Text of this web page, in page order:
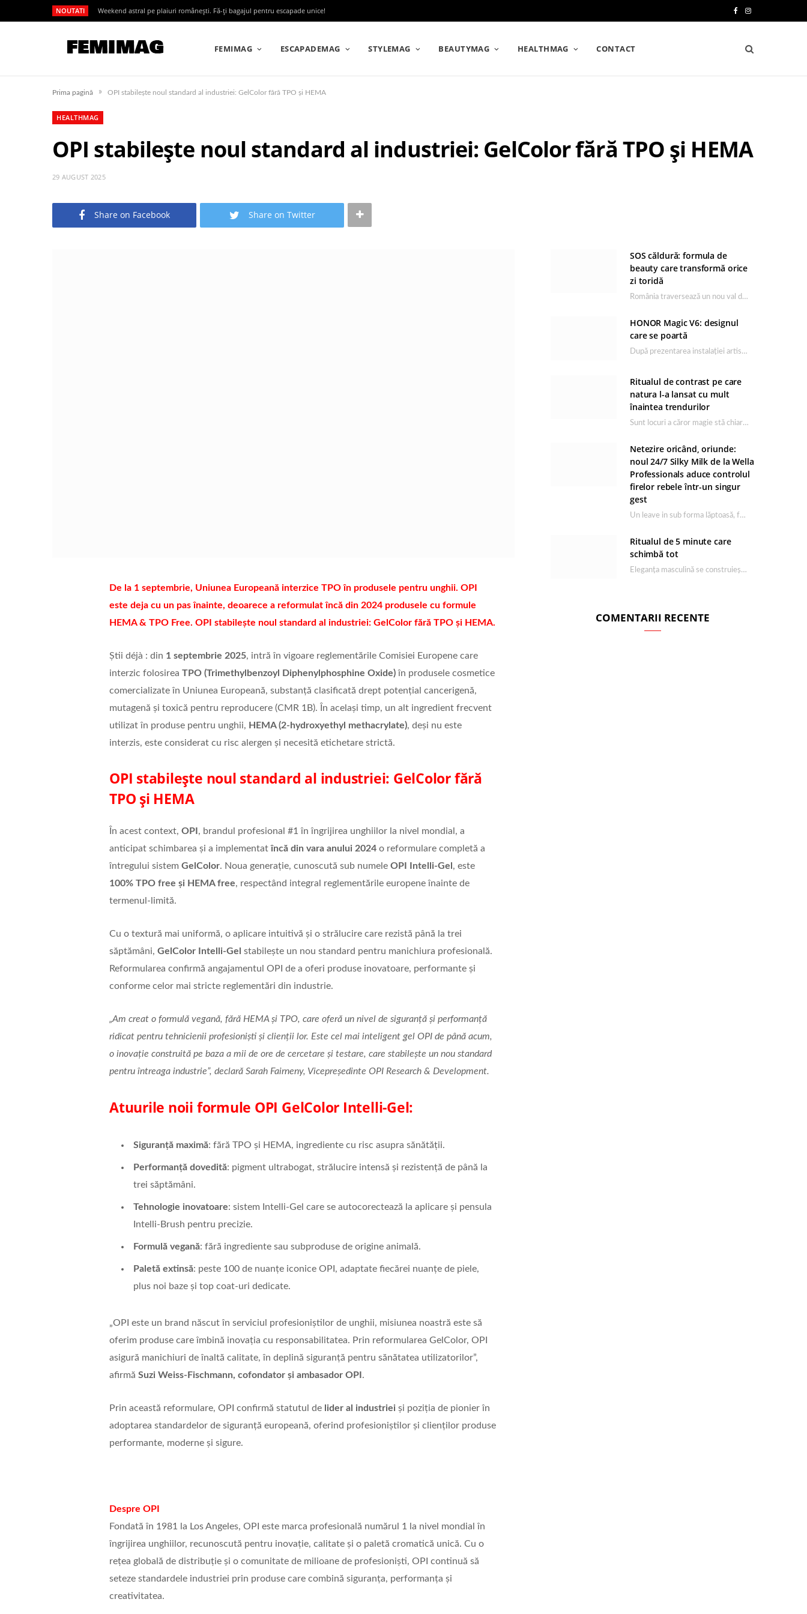
NOUTATI Weekend astral pe plaiuri românești. Fă-ți bagajul pentru escapade unice!
e
I
s
t
FEMIMAG ESCAPADEMAG STYLEMAG BEAUTYMAG HEALTHMAG CONTACT
Prima pagină » OPI stabilește noul standard al industriei: GelColor fără TPO și HEMA
HEALTHMAG
OPI stabilește noul standard al industriei: GelColor fără TPO și HEMA
29 AUGUST 2025
Share on Facebook Share on Twitter
De la 1 septembrie, Uniunea Europeană interzice TPO în produsele pentru unghii. OPI
este deja cu un pas înainte, deoarece a reformulat încă din 2024 produsele cu formule
HEMA & TPO Free. OPI stabilește noul standard al industriei: GelColor fără TPO și HEMA.
Știi déjà : din 1 septembrie 2025, intră în vigoare reglementările Comisiei Europene care
interzic folosirea TPO (Trimethylbenzoyl Diphenylphosphine Oxide)în produsele cosmetice
comercializate în Uniunea Europeană, substanță clasificată drept potențial cancerigenă,
mutagenă și toxică pentru reproducere (CMR 1B). În același timp, un alt ingredient frecvent
utilizat în produse pentru unghii, HEMA (2-hydroxyethyl methacrylate), deși nu este
interzis, este considerat cu risc alergen și necesită etichetare strictă.
OPI stabilește noul standard al industriei: GelColor fără
TPO și HEMA
În acest context, OPI , brandul profesional #1 în îngrijirea unghiilor la nivel mondial, a
anticipat schimbarea și a implementatîncă din vara anului 2024o reformulare completă a
întregului sistem GelColor. Noua generație, cunoscută sub numele OPI Intelli-Gel , este
100% TPO free și HEMA free, respectând integral reglementările europene înainte de
termenul-limită.
Cu o textură mai uniformă, o aplicare intuitivă și o strălucire care rezistă până la trei
săptămâni, GelColor Intelli-Gel stabilește un nou standard pentru manichiura profesională.
Reformularea confirmă angajamentul OPI de a oferi produse inovatoare, performante și
conforme celor mai stricte reglementări din industrie.
„Am creat o formulă vegană, fără HEMA și TPO, care oferă un nivel de siguranță și performanță
ridicat pentru tehnicienii profesioniști și clienții lor. Este cel mai inteligent gel OPI de până acum,
o inovație construită pe baza a mii de ore de cercetare și testare, care stabilește un nou standard
pentru întreaga industrie”, declară Sarah Fairneny, Vicepreședinte OPI Research & Development.
Atuurile noii formule OPI GelColor Intelli-Gel:
Siguranță maximă: fără TPO și HEMA, ingrediente cu risc asupra sănătății.
Performanță dovedită: pigment ultrabogat, strălucire intensă și rezistență de până la
trei săptămâni.
Tehnologie inovatoare: sistem Intelli-Gel care se autocorectează la aplicare și pensula
Intelli-Brush pentru precizie.
Formulă vegană: fără ingrediente sau subproduse de origine animală.
Paletă extinsă: peste 100 de nuanțe iconice OPI, adaptate fiecărei nuanțe de piele,
plus noi baze și top coat-uri dedicate.
„OPI este un brand născut în serviciul profesioniștilor de unghii, misiunea noastră este să
oferim produse care îmbină inovația cu responsabilitatea. Prin reformularea GelColor, OPI
asigură manichiuri de înaltă calitate, în deplină siguranță pentru sănătatea utilizatorilor”,
afirmă Suzi Weiss-Fischmann, cofondator și ambasador OPI .
Prin această reformulare, OPI confirmă statutul de lider al industriei și poziția de pionier în
adoptarea standardelor de siguranță europeană, oferind profesioniștilor și clienților produse
performante, moderne și sigure.
Despre OPI
Fondată în 1981 la Los Angeles, OPI este marca profesională numărul 1 la nivel mondial în
îngrijirea unghiilor, recunoscută pentru inovație, calitate și o paletă cromatică unică. Cu o
rețea globală de distribuție și o comunitate de milioane de profesioniști, OPI continuă să
seteze standardele industriei prin produse care combină siguranța, performanța și
creativitatea.
SOS căldură: formula de
beauty care transformă orice
zi toridă
România traversează un nou val de căldură, iar rutina de îngrijire capătă un rol esențial…
HONOR Magic V6: designul
care se poartă
După prezentarea instalației artistice semnată de Catrinel Săbăciag în cadrul evenimentului de lansare HONOR Magic…
Ritualul de contrast pe care
natura l-a lansat cu mult
înaintea trendurilor
Sunt locuri a căror magie stă chiar în firea lor naturală, iar Lacul Ursu din…
Netezire oricând, oriunde:
noul 24/7 Silky Milk de la Wella
Professionals aduce controlul
firelor rebele într-un singur
gest
Un leave in sub forma lăptoasă, fără clătire care completează rutina Ultimate Smooth și transformă…
Ritualul de 5 minute care
schimbă tot
Eleganța masculină se construiește dimineața, în câteva minute și cu produsele potrivite. O rutină de…
COMENTARII RECENTE